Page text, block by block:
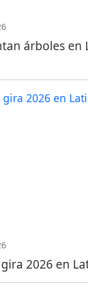
árboles en
2026 en